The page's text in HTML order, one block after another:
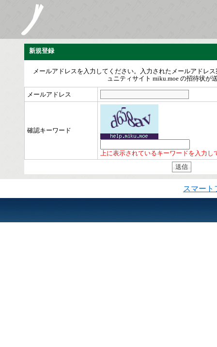
新規登録
メールアドレスを入力してください。入力されたメールアドレ
ュニティサイト miku.moe の招待状が
メールアドレス
確認キーワード
上に表示されているキーワードを入力し
スマート